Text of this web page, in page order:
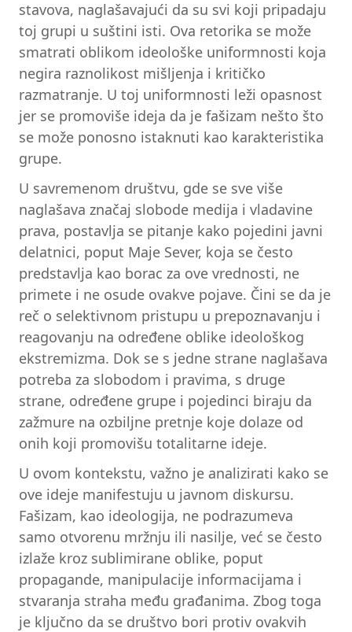
stavova, naglašavajući da su svi koji pripadaju
toj grupi u suštini isti. Ova retorika se može
smatrati oblikom ideološke uniformnosti koja
negira raznolikost mišljenja i kritičko
razmatranje. U toj uniformnosti leži opasnost
jer se promoviše ideja da je fašizam nešto što
se može ponosno istaknuti kao karakteristika
grupe.
U savremenom društvu, gde se sve više
naglašava značaj slobode medija i vladavine
prava, postavlja se pitanje kako pojedini javni
delatnici, poput Maje Sever, koja se često
predstavlja kao borac za ove vrednosti, ne
primete i ne osude ovakve pojave. Čini se da je
reč o selektivnom pristupu u prepoznavanju i
reagovanju na određene oblike ideološkog
ekstremizma. Dok se s jedne strane naglašava
potreba za slobodom i pravima, s druge
strane, određene grupe i pojedinci biraju da
zažmure na ozbiljne pretnje koje dolaze od
onih koji promovišu totalitarne ideje.
U ovom kontekstu, važno je analizirati kako se
ove ideje manifestuju u javnom diskursu.
Fašizam, kao ideologija, ne podrazumeva
samo otvorenu mržnju ili nasilje, već se često
izlaže kroz sublimirane oblike, poput
propagande, manipulacije informacijama i
stvaranja straha među građanima. Zbog toga
je ključno da se društvo bori protiv ovakvih